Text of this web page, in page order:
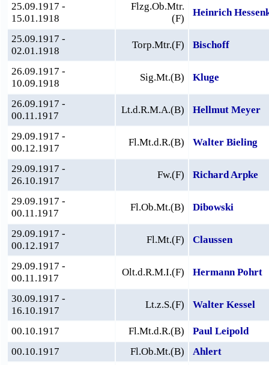
25.09.1917 -
15.01.1918
Flzg.Ob.Mtr.
(F)
Heinrich
25.09.1917 -
02.01.1918
Torp.Mtr.(F) Bischoff
26.09.1917 -
10.09.1918
Sig.Mt.(B) Kluge
26.09.1917 -
00.11.1917
Lt.d.R.M.A.(B) Hellmut Meyer
29.09.1917 -
00.12.1917
Fl.Mt.d.R.(B) Walter Bieling
29.09.1917 -
26.10.1917
Fw.(F) Richard Arpke
29.09.1917 -
00.11.1917
Fl.Ob.Mt.(B) Dibowski
29.09.1917 -
00.12.1917
Fl.Mt.(F) Claussen
29.09.1917 -
00.11.1917
Olt.d.R.M.I.(F) Hermann Pohrt
30.09.1917 -
16.10.1917
Lt.z.S.(F) Walter Kessel
00.10.1917 Fl.Mt.d.R.(B)
Paul Leipold
00.10.1917
Fl.Ob.Mt.(B) Ahlert